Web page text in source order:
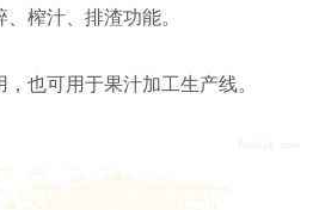
榨汁、排渣功能。
也可用于果汁加工生产线。